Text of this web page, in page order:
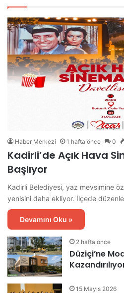
Haber Merkezi 1 hafta önce 0
Kadirli’de Açık Hava
Başlıyor
Kadirli Belediyesi, yaz mevsimine
yenisini daha ekliyor. İlçede
Devamını Oku »
2 hafta önce
Düziçi’ne
15 Mayıs 2026